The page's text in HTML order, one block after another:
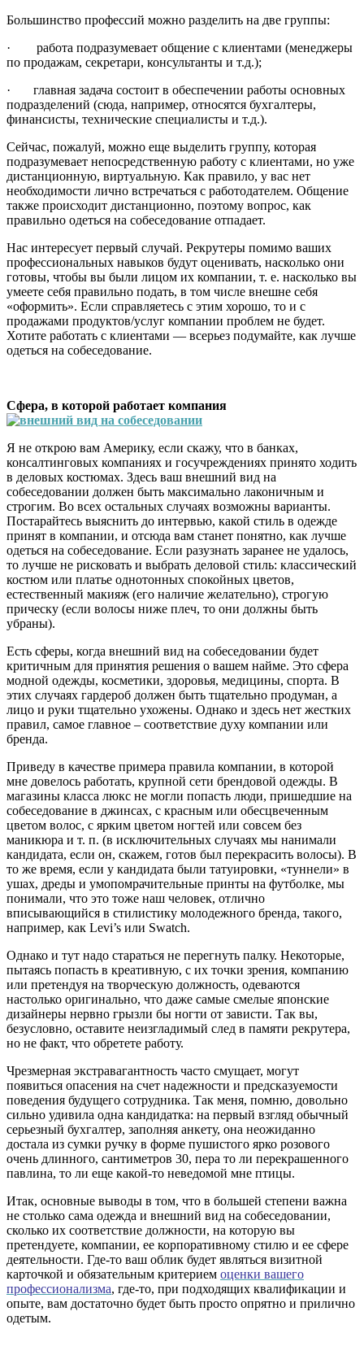
Большинство профессий можно разделить на две группы:
· работа подразумевает общение с клиентами (менеджеры
по продажам, секретари, консультанты и т.д.);
· главная задача состоит в обеспечении работы основных
подразделений (сюда, например, относятся бухгалтеры,
финансисты, технические специалисты и т.д.).
Сейчас, пожалуй, можно еще выделить группу, которая
подразумевает непосредственную работу с клиентами, но уже
дистанционную, виртуальную. Как правило, у вас нет
необходимости лично встречаться с работодателем. Общение
также происходит дистанционно, поэтому вопрос, как
правильно одеться на собеседование отпадает.
Нас интересует первый случай. Рекрутеры помимо ваших
профессиональных навыков будут оценивать, насколько они
готовы, чтобы вы были лицом их компании, т. е. насколько вы
умеете себя правильно подать, в том числе внешне себя
«оформить». Если справляетесь с этим хорошо, то и с
продажами продуктов/услуг компании проблем не будет.
Хотите работать с клиентами — всерьез подумайте, как лучше
одеться на собеседование.
Сфера, в которой работает компания
Я не открою вам Америку, если скажу, что в банках,
консалтинговых компаниях и госучреждениях принято ходить
в деловых костюмах. Здесь ваш внешний вид на
собеседовании должен быть максимально лаконичным и
строгим. Во всех остальных случаях возможны варианты.
Постарайтесь выяснить до интервью, какой стиль в одежде
принят в компании, и отсюда вам станет понятно, как лучше
одеться на собеседование. Если разузнать заранее не удалось,
то лучше не рисковать и выбрать деловой стиль: классический
костюм или платье однотонных спокойных цветов,
естественный макияж (его наличие желательно), строгую
прическу (если волосы ниже плеч, то они должны быть
убраны).
Есть сферы, когда внешний вид на собеседовании будет
критичным для принятия решения о вашем найме. Это сфера
модной одежды, косметики, здоровья, медицины, спорта. В
этих случаях гардероб должен быть тщательно продуман, а
лицо и руки тщательно ухожены. Однако и здесь нет жестких
правил, самое главное – соответствие духу компании или
бренда.
Приведу в качестве примера правила компании, в которой
мне довелось работать, крупной сети брендовой одежды. В
магазины класса люкс не могли попасть люди, пришедшие на
собеседование в джинсах, с красным или обесцвеченным
цветом волос, с ярким цветом ногтей или совсем без
маникюра и т. п. (в исключительных случаях мы нанимали
кандидата, если он, скажем, готов был перекрасить волосы). В
то же время, если у кандидата были татуировки, «туннели» в
ушах, дреды и умопомрачительные принты на футболке, мы
понимали, что это тоже наш человек, отлично
вписывающийся в стилистику молодежного бренда, такого,
например, как Levi’s или Swatch.
Однако и тут надо стараться не перегнуть палку. Некоторые,
пытаясь попасть в креативную, с их точки зрения, компанию
или претендуя на творческую должность, одеваются
настолько оригинально, что даже самые смелые японские
дизайнеры нервно грызли бы ногти от зависти. Так вы,
безусловно, оставите неизгладимый след в памяти рекрутера,
но не факт, что обретете работу.
Чрезмерная экстравагантность часто смущает, могут
появиться опасения на счет надежности и предсказуемости
поведения будущего сотрудника. Так меня, помню, довольно
сильно удивила одна кандидатка: на первый взгляд обычный
серьезный бухгалтер, заполняя анкету, она неожиданно
достала из сумки ручку в форме пушистого ярко розового
очень длинного, сантиметров 30, пера то ли перекрашенного
павлина, то ли еще какой-то неведомой мне птицы.
Итак, основные выводы в том, что в большей степени важна
не столько сама одежда и внешний вид на собеседовании,
сколько их соответствие должности, на которую вы
претендуете, компании, ее корпоративному стилю и ее сфере
деятельности. Где-то ваш облик будет являться визитной
карточкой и обязательным критерием оценки вашего
профессионализма, где-то, при подходящих квалификации и
опыте, вам достаточно будет быть просто опрятно и прилично
одетым.